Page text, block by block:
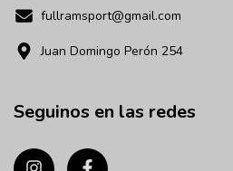
fullramsport@gmail.com
Juan Domingo Perón 254
Seguinos en las redes